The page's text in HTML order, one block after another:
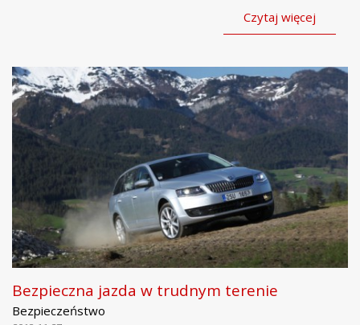
Czytaj więcej
Bezpieczna jazda w trudnym terenie
Bezpieczeństwo